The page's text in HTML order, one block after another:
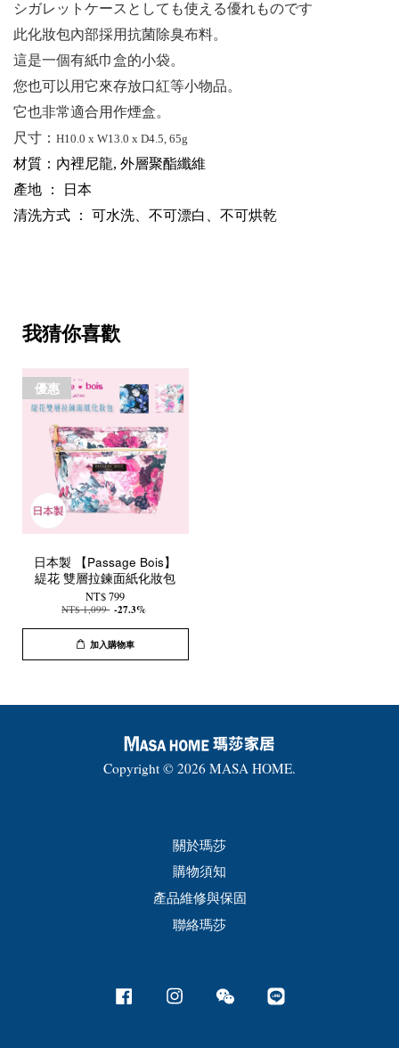
シガレットケースとしても使える優れものです
此化妝包內部採用抗菌除臭布料。
這是一個有紙巾盒的小袋。
您也可以用它來存放口紅等小物品。
它也非常適合用作煙盒。
尺寸： H10.0 x W13.0 x D4.5, 65g
材質：內裡尼龍, 外層聚酯纖維
產地 ： 日本
清洗方式 ： 可水洗、不可漂白、不可烘乾
我猜你喜歡
優惠
日本製 【Passage Bois】
緹花 雙層拉鍊面紙化妝包
NT$ 799
NT$ 1,099 -27.3%
加入購物車
Copyright © 2026 MASA HOME.
關於瑪莎
購物須知
產品維修與保固
聯絡瑪莎
Facebook Instagram Wechat